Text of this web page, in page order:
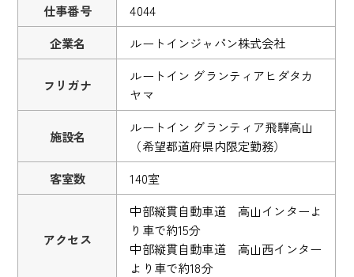
仕事番号
4044
企業名
ルートインジャパン株式会社
フリガナ
ルートイン グランティアヒダタカ
ヤマ
施設名
ルートイン グランティア飛騨高山
（希望都道府県内限定勤務）
客室数
140室
アクセス
中部縦貫自動車道 高山インターよ
り車で約15分
中部縦貫自動車道 高山西インター
より車で約18分